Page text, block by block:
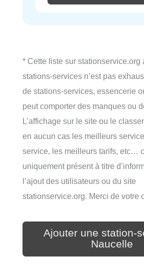
* Cette liste sur stationservice.org
stations-services n’est pas
de stations-services, essencerie
peut comporter des manques ou
L’affichage sur le site ou le
en aucun cas les meilleurs
service, les meilleurs tarifs, etc…
uniquement présent à titre
l’ajout des utilisateurs ou du site
stationservice.org. Merci de votre
Ajouter une station-
Naucelle